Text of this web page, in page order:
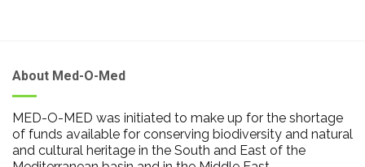
About Med-O-Med
MED-O-MED was initiated to make up for the shortage
of funds available for conserving biodiversity and natural
and cultural heritage in the South and East of the